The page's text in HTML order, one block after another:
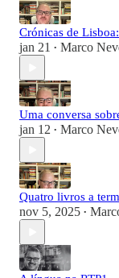
Crónicas de
jan 21 • Marco
Uma conversa
jan 12 • Marco
Quatro livros a
nov 5, 2025 •